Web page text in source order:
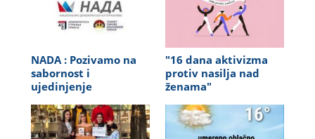
NADA : Pozivamo na
sabornost i
ujedinjenje
"16 dana aktivizma
protiv nasilja nad
ženama"